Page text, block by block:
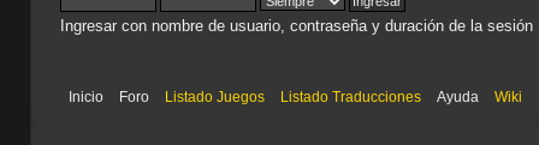
Ingresar con nombre de usuario, contraseña y duración de la sesión
Inicio Foro Listado Juegos Listado Traducciones Ayuda Wiki